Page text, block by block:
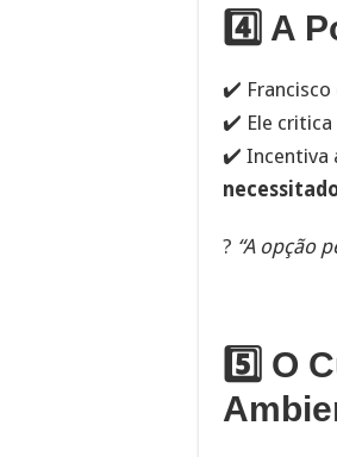
4️⃣ A
✔️ Francisco
✔️ Ele critica
✔️ Incentiva
? “A opção
5️⃣ O